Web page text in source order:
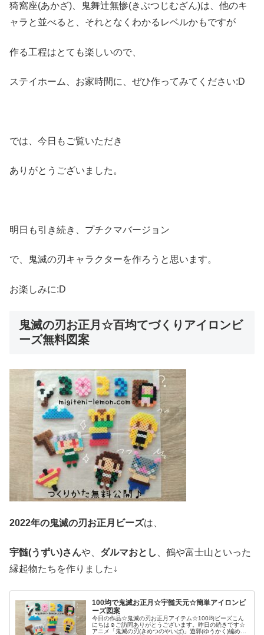
猗窩座(あかざ)、鬼舞辻無惨(きぶつじむざん)は、他のキ
ャラと並べると、それとなくわかるレベルかもですが
作る工程はとても楽しいので、
ステイホーム、お家時間に、ぜひ作ってみてください:D
では、今日もご覧いただき
ありがとうございました。
明日も引き続き、プチクマバージョン
で、鬼滅の刃キャラクターを作ろうと思います。
お楽しみに:D
鬼滅の刃お正月☆百均てづくりアイロンビ
ーズ無料図案
2022年の鬼滅の刃お正月ビーズは、
宇髄(うずい)さんや、 ダルマおとし
、鶴や富士山といった
縁起物たちを作りました↓
100均で鬼滅お正月☆宇髄天元☆簡単アイロンビ
ーズ図案
今日の作品☆鬼滅の刃お正月アイテム☆100均ビーズこん
にちは☺ご訪問ありがとうございます。昨日の続きです☆
アニメ「鬼滅の刃(きめつのやいば)」遊郭(ゆうかく)編めっ